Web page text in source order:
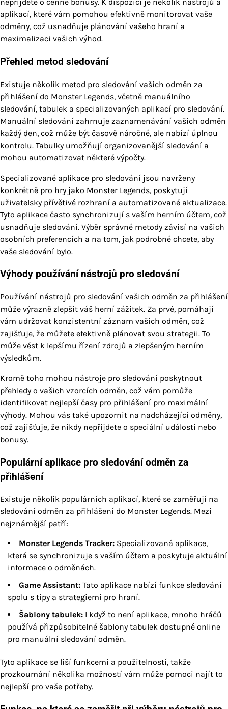
aplikací, které vám pomohou efektivně monitorovat vaše
odměny, což usnadňuje plánování vašeho hraní a
maximalizaci vašich výhod.
Přehled metod sledování
Existuje několik metod pro sledování vašich odměn za
přihlášení do Monster Legends, včetně manuálního
sledování, tabulek a specializovaných aplikací pro sledování.
Manuální sledování zahrnuje zaznamenávání vašich odměn
každý den, což může být časově náročné, ale nabízí úplnou
kontrolu. Tabulky umožňují organizovanější sledování a
mohou automatizovat některé výpočty.
Specializované aplikace pro sledování jsou navrženy
konkrétně pro hry jako Monster Legends, poskytují
uživatelsky přívětivé rozhraní a automatizované aktualizace.
Tyto aplikace často synchronizují s vaším herním účtem, což
usnadňuje sledování. Výběr správné metody závisí na vašich
osobních preferencích a na tom, jak podrobné chcete, aby
vaše sledování bylo.
Výhody používání nástrojů pro sledování
Používání nástrojů pro sledování vašich odměn za přihlášení
může výrazně zlepšit váš herní zážitek. Za prvé, pomáhají
vám udržovat konzistentní záznam vašich odměn, což
zajišťuje, že můžete efektivně plánovat svou strategii. To
může vést k lepšímu řízení zdrojů a zlepšeným herním
výsledkům.
Kromě toho mohou nástroje pro sledování poskytnout
přehledy o vašich vzorcích odměn, což vám pomůže
identifikovat nejlepší časy pro přihlášení pro maximální
výhody. Mohou vás také upozornit na nadcházející odměny,
což zajišťuje, že nikdy nepřijdete o speciální události nebo
bonusy.
Populární aplikace pro sledování odměn za
přihlášení
Existuje několik populárních aplikací, které se zaměřují na
sledování odměn za přihlášení do Monster Legends. Mezi
nejznámější patří:
Monster Legends Tracker: Specializovaná aplikace,
která se synchronizuje s vaším účtem a poskytuje aktuální
informace o odměnách.
Game Assistant: Tato aplikace nabízí funkce sledování
spolu s tipy a strategiemi pro hraní.
Šablony tabulek: I když to není aplikace, mnoho hráčů
používá přizpůsobitelné šablony tabulek dostupné online
pro manuální sledování odměn.
Tyto aplikace se liší funkcemi a použitelností, takže
prozkoumání několika možností vám může pomoci najít to
nejlepší pro vaše potřeby.